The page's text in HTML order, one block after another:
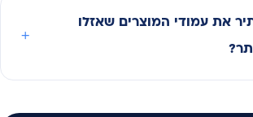
את עמודי המוצרים שאזלו